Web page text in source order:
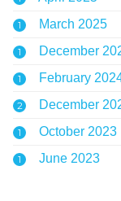
1 March 2025
1 December
1 February
2 December
1 October 2023
1 June 2023